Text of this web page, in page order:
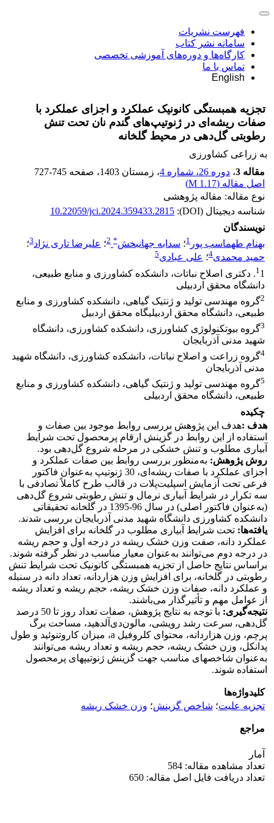
فهرست نشریات
سامانه نشر کتاب
کارگاه‌ها و دوره‌های آموزشی تخصصی
تماس با ما
English
تجزیه همبستگی کانونیک عملکرد و اجزای عملکرد با
صفات ریشه‌ای در ژنوتیپ‌های گندم نان تحت تنش
رطوبتی گل‌دهی در محیط گلخانه
به زراعی کشاورزی
مقاله 3
، دوره 26، شماره 4 ، زمستان 1403 ، صفحه 727-745
اصل مقاله (1.17 M
)
نوع مقاله: مقاله پژوهشی
شناسه دیجیتال (DOI):
10.22059/jci.2024.359433.2815
نویسندگان
بهنام طهماسب پور 1؛ سدابه جهانبخش*
2؛ علیرضا تاری نژاد3؛
حمید محمدی4؛ علی عبادی5
11. دکتری اصلاح نباتات، دانشکده کشاورزی و منابع طبیعی،
دانشگاه محقق اردبیلی
2گروه مهندسی تولید و ژنتیک گیاهی، دانشکده کشاورزی و منابع
طبیعی، دانشگاه محقق اردبیلیگاه محقق اردبیل
3گروه بیوتکنولوژی کشاورزی، دانشکده کشاورزی، دانشگاه
شهید مدنی آذربایجان
4گروه زراعت و اصلاح نباتات، دانشکده کشاورزی، دانشگاه شهید
مدنی آذربایجان
5گروه مهندسی تولید و ژنتیک گیاهی، دانشکده کشاورزی و منابع
طبیعی، دانشگاه محقق اردبیلی
چکیده
هدف :هدف این پژوهش بررسی روابط موجود بین صفات و
استفاده از این روابط در گزینش ارقام پرمحصول تحت شرایط
آبیاری مطلوب و تنش خشکی در مرحله شروع گل‌دهی بود.
روش پژوهش: به‌منظور بررسی روابط بین صفات عملکرد و
اجزای عملکرد با صفات ریشه‌ای، 30 ژنوتیپ به‌عنوان فاکتور
فرعی تحت آزمایش اسپلیت‌پلات در قالب طرح کاملاً تصادفی با
سه تکرار در شرایط آبیاری نرمال و تنش رطوبتی شروع گل‌دهی
(به‌عنوان فاکتور اصلی) در سال 96-1395 در گلخانه تحقیقاتی
دانشکده کشاورزی دانشگاه شهید مدنی آذربایجان بررسی شدند.
یافته‌ها: تحت شرایط آبیاری مطلوب در گلخانه برای افزایش
عملکرد دانه، صفت وزن خشک ریشه در درجه اول و حجم ریشه
در درجه دوم می‌توانند به‌عنوان معیار مناسب در نظر گرفته شوند.
براساس نتایج حاصل از تجزیه همبستگی کانونیک تحت شرایط تنش
رطوبتی در گلخانه، برای افزایش وزن هزاردانه، تعداد دانه در سنبله
و عملکرد دانه، صفات وزن خشک ریشه، حجم ریشه و تعداد ریشه
از عوامل مهم و تأثیرگذار می‌باشند.
نتیجه‌گیری:
با توجه به نتایج پژوهش، صفات تعداد روز تا 50 درصد
گل‌دهی، سرعت رشد رویشی، مالون‌دی‌آلدهید، مساحت برگ
پرچم، وزن هزاردانه، محتوای کلروفیل a، میزان کاروتنوئید و طول
پدانکل، وزن خشک ریشه، حجم ریشه و تعداد ریشه می‌توانند
به‌عنوان شاخص­های مناسب جهت گزینش ژنوتیپ­های پرمحصول
استفاده شوند.
کلیدواژه‌ها
تجزیه علیت؛ شاخص گزینش؛ وزن خشک ریشه
مراجع
آمار
تعداد مشاهده مقاله: 584
تعداد دریافت فایل اصل مقاله: 650